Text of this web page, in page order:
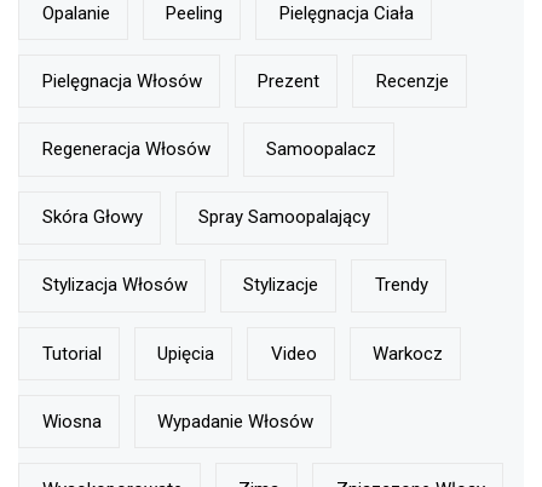
Opalanie Peeling Pielęgnacja Ciała
Pielęgnacja Włosów Prezent Recenzje
Regeneracja Włosów Samoopalacz
Skóra Głowy Spray Samoopalający
Stylizacja Włosów Stylizacje Trendy
Tutorial Upięcia Video Warkocz
Wiosna Wypadanie Włosów